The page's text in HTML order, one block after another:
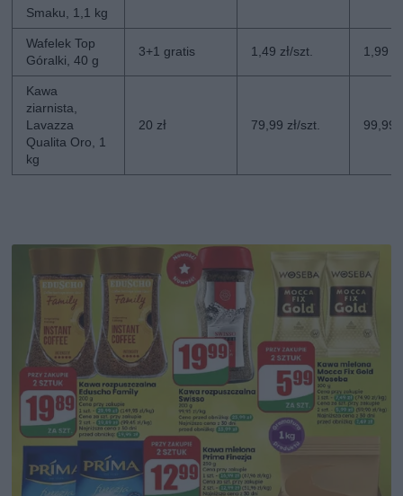
Smaku, 1,1 kg
Wafelek Top
Góralki, 40 g
3+1 gratis 1,49 zł/szt. 1,99
Kawa
ziarnista,
Lavazza
Qualita Oro, 1
kg
20 zł 79,99 zł/szt. 99,99